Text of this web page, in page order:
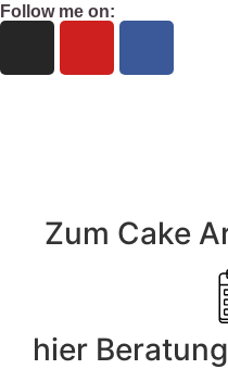
Follow me on:
Zum Cake
hier